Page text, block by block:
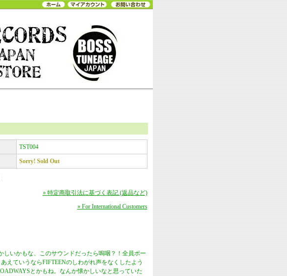
TST004
Sorry! Sold Out
» 特定商取引法に基づく表記 (返品など)
» For International Customers
いかもな、このサウンドだったら嗚咽？！全員ボー
えていうならFIFTEENのしわがれ声をなくしたよう
とかもね。なんか懐かしいなと思っていた